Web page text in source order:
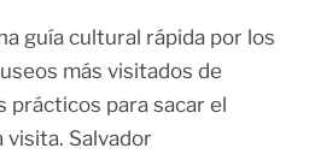
guía cultural rápida por los
más visitados de
prácticos para sacar el
visita. Salvador